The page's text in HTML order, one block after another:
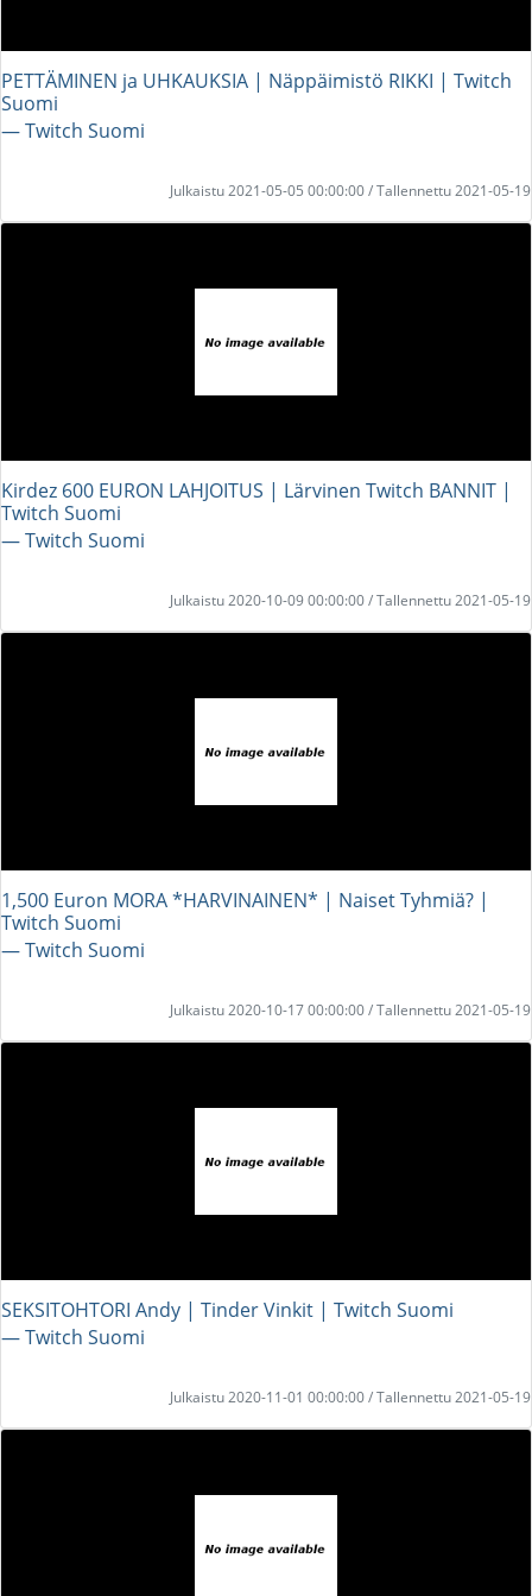
PETTÄMINEN ja UHKAUKSIA | Näppäimistö RIKKI | Twitch
Suomi
― Twitch Suomi
Julkaistu 2021-05-05 00:00:00 / Tallennettu 2021-05-19
Kirdez 600 EURON LAHJOITUS | Lärvinen Twitch BANNIT |
Twitch Suomi
― Twitch Suomi
Julkaistu 2020-10-09 00:00:00 / Tallennettu 2021-05-19
1,500 Euron MORA *HARVINAINEN* | Naiset Tyhmiä? |
Twitch Suomi
― Twitch Suomi
Julkaistu 2020-10-17 00:00:00 / Tallennettu 2021-05-19
SEKSITOHTORI Andy | Tinder Vinkit | Twitch Suomi
― Twitch Suomi
Julkaistu 2020-11-01 00:00:00 / Tallennettu 2021-05-19